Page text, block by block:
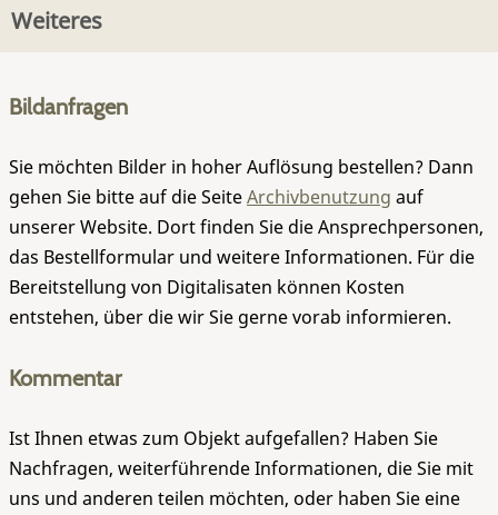
Weiteres
Bildanfragen
Sie möchten Bilder in hoher Auflösung bestellen? Dann
gehen Sie bitte auf die SeiteArchivbenutzung auf
unserer Website. Dort finden Sie die Ansprechpersonen,
das Bestellformular und weitere Informationen. Für die
Bereitstellung von Digitalisaten können Kosten
entstehen, über die wir Sie gerne vorab informieren.
Kommentar
Ist Ihnen etwas zum Objekt aufgefallen? Haben Sie
Nachfragen, weiterführende Informationen, die Sie mit
uns und anderen teilen möchten, oder haben Sie eine